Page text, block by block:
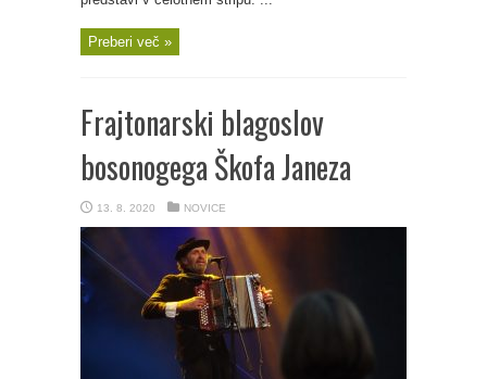
Preberi več »
Frajtonarski blagoslov
bosonogega Škofa Janeza
13. 8. 2020 NOVICE